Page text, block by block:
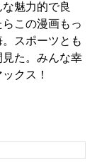
魅力的で良
この漫画もっ
スポーツとも
た。みんな幸
クス！